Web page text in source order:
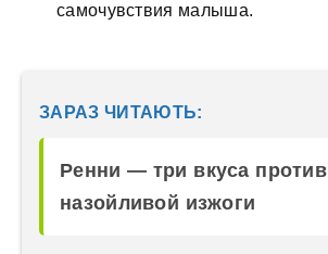
самочувствия малыша.
ЗАРАЗ ЧИТАЮТЬ:
Ренни — три вкуса против
назойливой изжоги